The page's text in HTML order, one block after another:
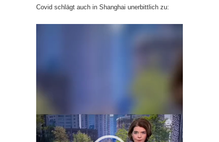
Covid schlägt auch in Shanghai unerbittlich zu: